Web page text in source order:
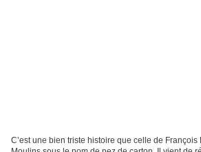
C’est une bien triste histoire que celle de François